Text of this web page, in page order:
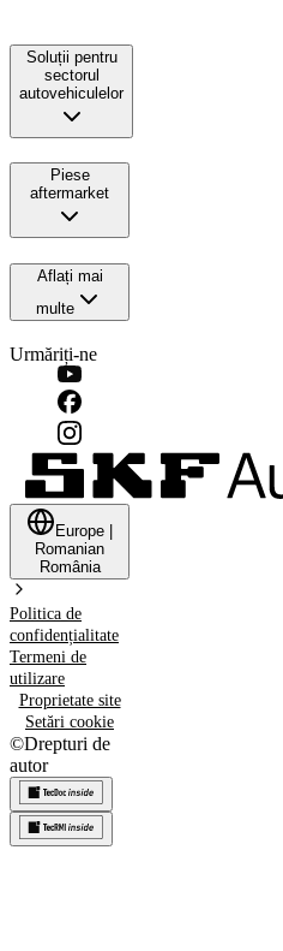
Soluții pentru
sectorul
autovehiculelor
Piese
aftermarket
Aflați mai
multe
Urmăriți-ne
Europe
Romanian
România
Politica de
confidențialitate
Termeni de
utilizare
Proprietate site
Setări cookie
©Drepturi de
autor